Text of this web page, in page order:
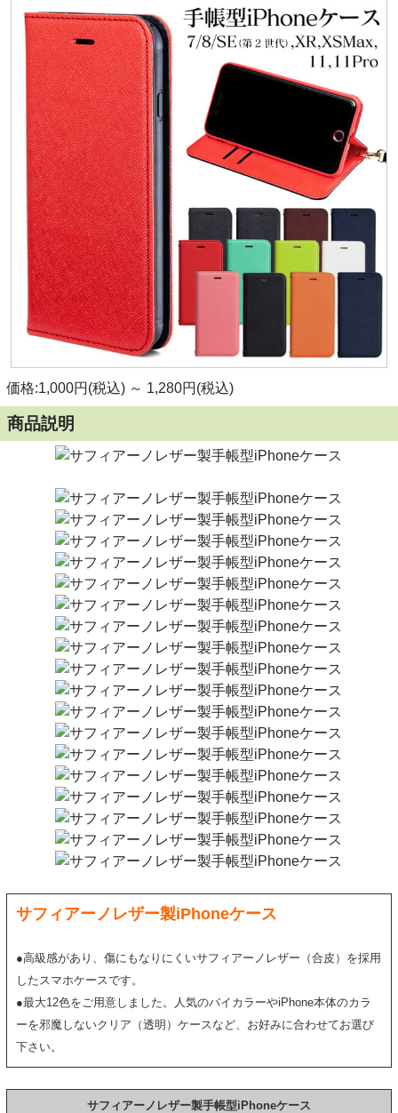
価格:1,000円(税込) ～ 1,280円(税込)
商品説明
サフィアーノレザー製iPhoneケース
●高級感があり、傷にもなりにくいサフィアーノレザー（合皮）を採用
したスマホケースです。
●最大12色をご用意しました。人気のバイカラーやiPhone本体のカラ
ーを邪魔しないクリア（透明）ケースなど、お好みに合わせてお選び
下さい。
サフィアーノレザー製手帳型iPhoneケース